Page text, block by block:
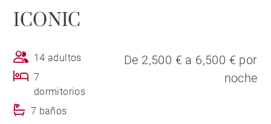
ICONIC
14 adultos
7
dormitorios
7 baños
De 2,500 € a 6,500 € por
noche